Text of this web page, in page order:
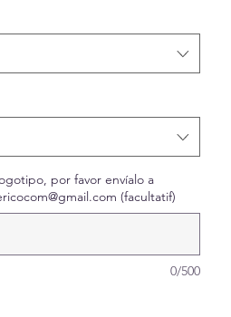
por favor envíalo a
(facultatif)
0/500